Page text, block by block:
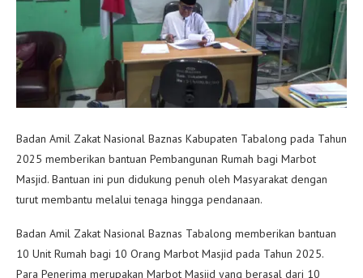
Badan Amil Zakat Nasional Baznas Kabupaten Tabalong pada Tahun
2025 memberikan bantuan Pembangunan Rumah bagi Marbot
Masjid. Bantuan ini pun didukung penuh oleh Masyarakat dengan
turut membantu melalui tenaga hingga pendanaan.
Badan Amil Zakat Nasional Baznas Tabalong memberikan bantuan
10 Unit Rumah bagi 10 Orang Marbot Masjid pada Tahun 2025.
Para Penerima merupakan Marbot Masjid yang berasal dari 10